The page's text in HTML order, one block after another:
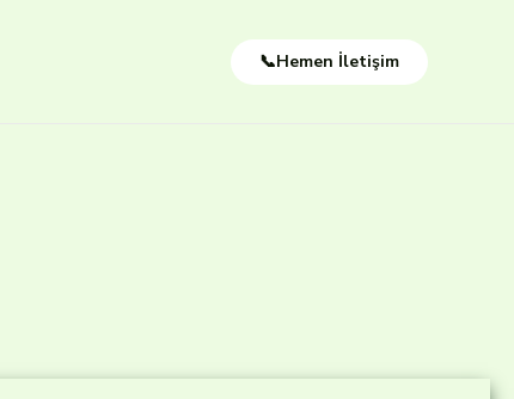
📞Hemen İletişim